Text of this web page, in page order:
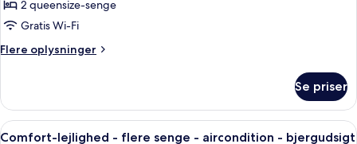
queensize-
-
have
2 queensize-senge
Gratis Wi-Fi
Flere oplysninger
Flere
-
queensize-
Se priser
Indlæs
Et hotelværelse med to senge, en
17
Comfort-lejlighed - flere senge - aircondition - bjergudsigt